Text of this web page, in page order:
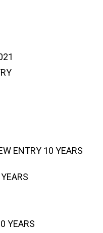
ENTRY 10 YEARS
YEARS